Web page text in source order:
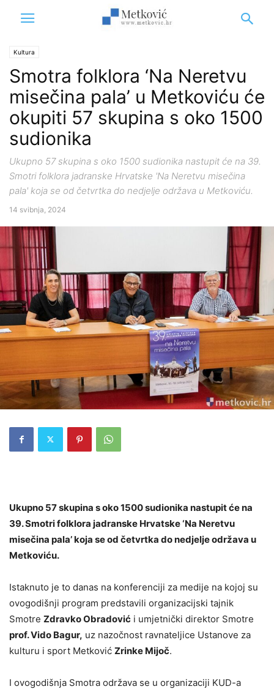
Kultura
Smotra folklora ‘Na Neretvu
misečina pala’ u Metkoviću će
okupiti 57 skupina s oko 1500
sudionika
Ukupno 57 skupina s oko 1500 sudionika nastupit će na 39.
Smotri folklora jadranske Hrvatske 'Na Neretvu misečina
pala' koja se od četvrtka do nedjelje održava u Metkoviću.
14 svibnja, 2024
Ukupno 57 skupina s oko 1500 sudionika nastupit će na
39. Smotri folklora jadranske Hrvatske ‘Na Neretvu
misečina pala’ koja se od četvrtka do nedjelje održava u
Metkoviću.
Istaknuto je to danas na konferenciji za medije na kojoj su
ovogodišnji program predstavili organizacijski tajnik
Smotre Zdravko Obradović i umjetnički direktor Smotre
prof. Vido Bagur, uz nazočnost ravnateljice Ustanove za
kulturu i sport Metković Zrinke Mijoč.
I ovogodišnja Smotra održava se u organizaciji KUD-a